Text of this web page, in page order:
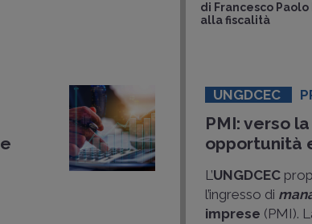
di Francesco Paolo
alla fiscalità
UNGDCEC
PMI: verso
opportunità
L’UNGDCEC
l’ingresso di
imprese (PMI).